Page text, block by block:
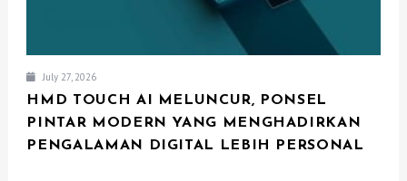
July 27, 2026
HMD TOUCH AI MELUNCUR, PONSEL
PINTAR MODERN YANG MENGHADIRKAN
PENGALAMAN DIGITAL LEBIH PERSONAL